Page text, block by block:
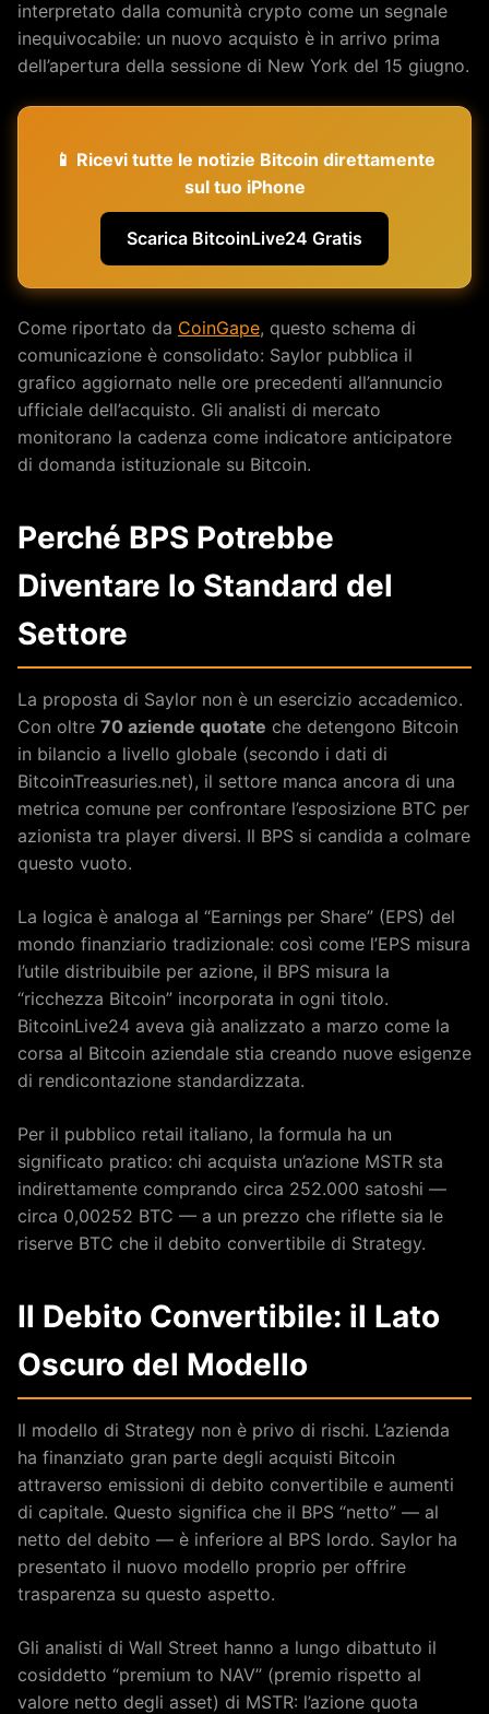
interpretato dalla comunità crypto come un segnale
inequivocabile: un nuovo acquisto è in arrivo prima
dell’apertura della sessione di New York del 15 giugno.
📱 Ricevi tutte le notizie Bitcoin direttamente
sul tuo iPhone
Scarica BitcoinLive24 Gratis
Come riportato da CoinGape, questo schema di
comunicazione è consolidato: Saylor pubblica il
grafico aggiornato nelle ore precedenti all’annuncio
ufficiale dell’acquisto. Gli analisti di mercato
monitorano la cadenza come indicatore anticipatore
di domanda istituzionale su Bitcoin.
Perché BPS Potrebbe
Diventare lo Standard del
Settore
La proposta di Saylor non è un esercizio accademico.
Con oltre 70 aziende quotate che detengono Bitcoin
in bilancio a livello globale (secondo i dati di
BitcoinTreasuries.net), il settore manca ancora di una
metrica comune per confrontare l’esposizione BTC per
azionista tra player diversi. Il BPS si candida a colmare
questo vuoto.
La logica è analoga al “Earnings per Share” (EPS) del
mondo finanziario tradizionale: così come l’EPS misura
l’utile distribuibile per azione, il BPS misura la
“ricchezza Bitcoin” incorporata in ogni titolo.
BitcoinLive24 aveva già analizzato a marzo come la
corsa al Bitcoin aziendale stia creando nuove esigenze
di rendicontazione standardizzata.
Per il pubblico retail italiano, la formula ha un
significato pratico: chi acquista un’azione MSTR sta
indirettamente comprando circa 252.000 satoshi —
circa 0,00252 BTC — a un prezzo che riflette sia le
riserve BTC che il debito convertibile di Strategy.
Il Debito Convertibile: il Lato
Oscuro del Modello
Il modello di Strategy non è privo di rischi. L’azienda
ha finanziato gran parte degli acquisti Bitcoin
attraverso emissioni di debito convertibile e aumenti
di capitale. Questo significa che il BPS “netto” — al
netto del debito — è inferiore al BPS lordo. Saylor ha
presentato il nuovo modello proprio per offrire
trasparenza su questo aspetto.
Gli analisti di Wall Street hanno a lungo dibattuto il
cosiddetto “premium to NAV” (premio rispetto al
valore netto degli asset) di MSTR: l’azione quota